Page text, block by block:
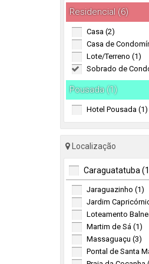
Residencial (6)
Casa (2)
Casa de
Lote/Terreno (1)
Sobrado de
Pousada (1)
Hotel Pousada (1)
Localização
Caraguatatuba
Jaraguazinho (1)
Jardim
Loteamento
Martim de Sá (1)
Massaguaçu (3)
Pontal de Santa